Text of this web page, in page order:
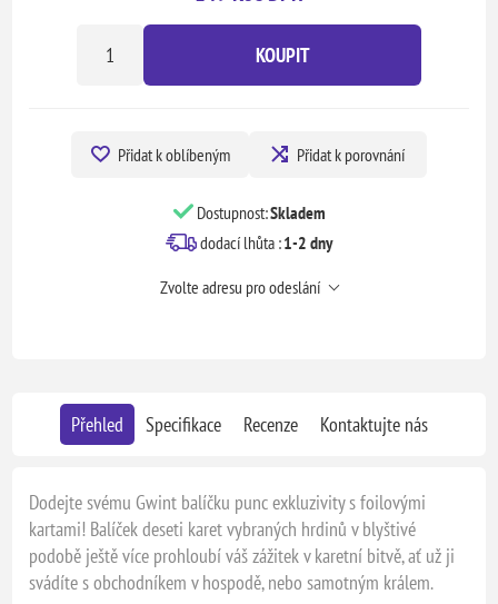
KOUPIT
Přidat k oblíbeným Přidat k porovnání
Dostupnost:Skladem
dodací lhůta :1-2 dny
Zvolte adresu pro odeslání
Přehled Specifikace Recenze Kontaktujte nás
Dodejte svému Gwint balíčku punc exkluzivity s foilovými
kartami! Balíček deseti karet vybraných hrdinů v blyštivé
podobě ještě více prohloubí váš zážitek v karetní bitvě, ať už ji
svádíte s obchodníkem v hospodě, nebo samotným králem.